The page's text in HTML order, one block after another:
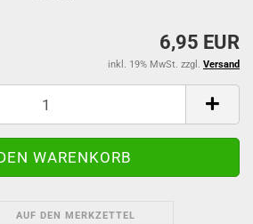
6,95 EUR
inkl. 19% MwSt. zzgl. Versand
AUF DEN MERKZETTEL